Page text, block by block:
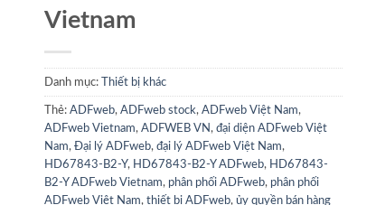
Vietnam
Danh mục: Thiết bị khác
Thẻ: ADFweb, ADFweb stock, ADFweb Việt Nam,
ADFweb Vietnam, ADFWEB VN , đại diện ADFweb Việt
Nam, Đại lý ADFweb, đại lý ADFweb Việt Nam,
HD67843-B2-Y, HD67843-B2-Y ADFweb, HD67843-
B2-Y ADFweb Vietnam, phân phối ADFweb, phân phối
ADFweb Việt Nam, thiết bị ADFweb, ủy quyền bán hàng